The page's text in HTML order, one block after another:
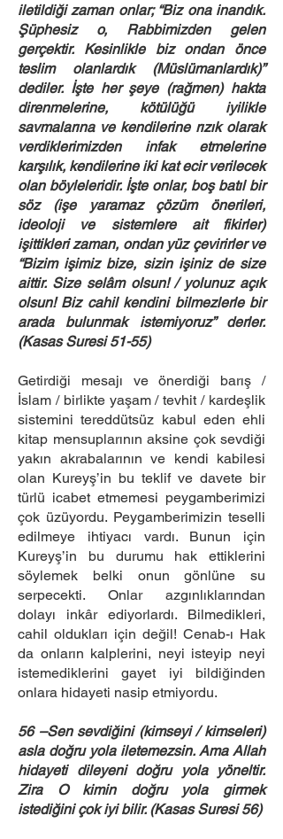
iletildiği zaman onlar; “Biz ona inandık.
Şüphesiz o, Rabbimizden gelen
gerçektir. Kesinlikle biz ondan önce
teslim olanlardık (Müslümanlardık)”
dediler. İşte her şeye (rağmen) hakta
direnmelerine, kötülüğü iyilikle
savmalarına ve kendilerine rızık olarak
verdiklerimizden infak etmelerine
karşılık, kendilerine iki kat ecir verilecek
olan böyleleridir. İşte onlar, boş batıl bir
söz (işe yaramaz çözüm önerileri,
ideoloji ve sistemlere ait fikirler)
işittikleri zaman, ondan yüz çevirirler ve
“Bizim işimiz bize, sizin işiniz de size
aittir. Size selâm olsun! / yolunuz açık
olsun! Biz cahil kendini bilmezlerle bir
arada bulunmak istemiyoruz” derler.
(Kasas Suresi 51-55)
Getirdiği mesajı ve önerdiği barış /
İslam / birlikte yaşam / tevhit / kardeşlik
sistemini tereddütsüz kabul eden ehli
kitap mensuplarının aksine çok sevdiği
yakın akrabalarının ve kendi kabilesi
olan Kureyş’in bu teklif ve davete bir
türlü icabet etmemesi peygamberimizi
çok üzüyordu. Peygamberimizin teselli
edilmeye ihtiyacı vardı. Bunun için
Kureyş’in bu durumu hak ettiklerini
söylemek belki onun gönlüne su
serpecekti. Onlar azgınlıklarından
dolayı inkâr ediyorlardı. Bilmedikleri,
cahil oldukları için değil! Cenab-ı Hak
da onların kalplerini, neyi isteyip neyi
istemediklerini gayet iyi bildiğinden
onlara hidayeti nasip etmiyordu.
56 –Sen sevdiğini (kimseyi / kimseleri)
asla doğru yola iletemezsin. Ama Allah
hidayeti dileyeni doğru yola yöneltir.
Zira O kimin doğru yola girmek
istediğini çok iyi bilir. (Kasas Suresi 56)